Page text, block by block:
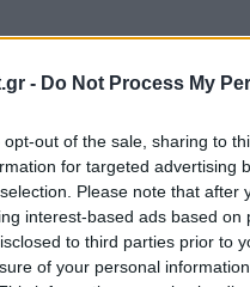
- Do Not Process My
opt-out of the sale, sharing to
for targeted advertising
Please note that
interest-based ads based
to third parties prior to
of your personal